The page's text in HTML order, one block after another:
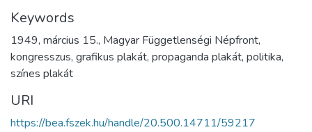
Keywords
1949, március 15., Magyar Függetlenségi Népfront,
kongresszus, grafikus plakát, propaganda plakát, politika,
színes plakát
URI
https://bea.fszek.hu/handle/20.500.14711/59217